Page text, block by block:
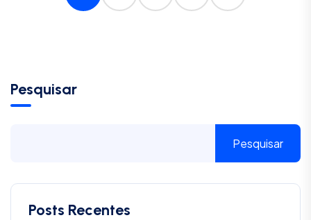
Pesquisar
Pesquisar
Posts Recentes